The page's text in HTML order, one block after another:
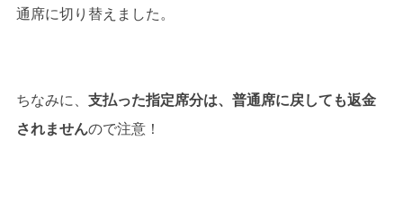
通席に切り替えました。
ちなみに、支払った指定席分は、普通席に戻しても返金
されませんので注意！